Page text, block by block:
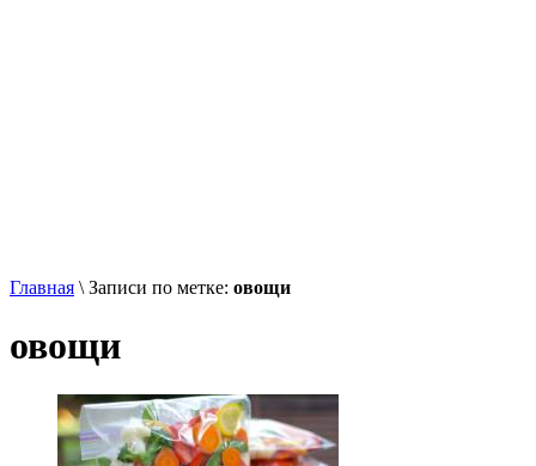
Главная \ Записи по метке: овощи
овощи